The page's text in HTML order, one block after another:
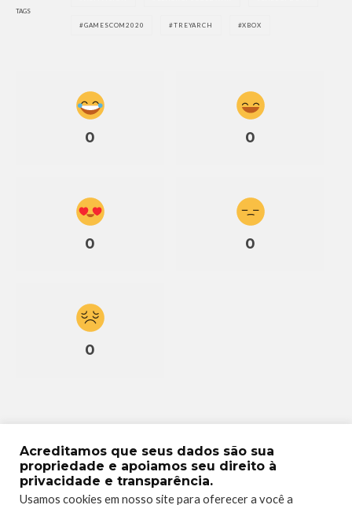
TAGS
GAMESCOM2020 TREYARCH XBOX
0 0
0 0
0
Acreditamos que seus dados são sua
propriedade e apoiamos seu direito à
privacidade e transparência.
Usamos cookies em nosso site para oferecer a você a